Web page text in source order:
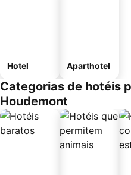
Hotel Aparthotel
Categorias de hotéis
Houdemont